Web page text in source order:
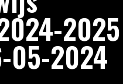
2025
05-2024